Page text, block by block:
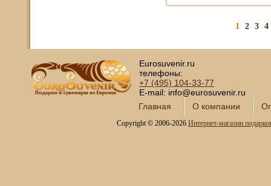
1 2 3 4
Eurosuvenir.ru
телефоны:
+7 (495) 104-33-77
E-mail: info@eurosuvenir.ru
Главная
О компании
Copyright © 2006-2026 Интернет-магазин